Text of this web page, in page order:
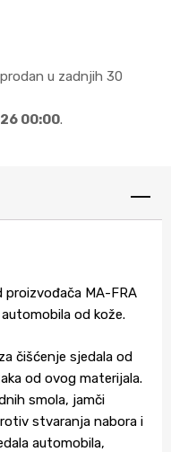
u zadnjih 30
00:00.
proizvođača MA-FRA
od kože.
čišćenje sjedala od
od ovog materijala.
smola, jamči
stvaranja nabora i
automobila,